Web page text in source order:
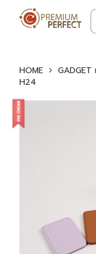
HOME GADGET
H24